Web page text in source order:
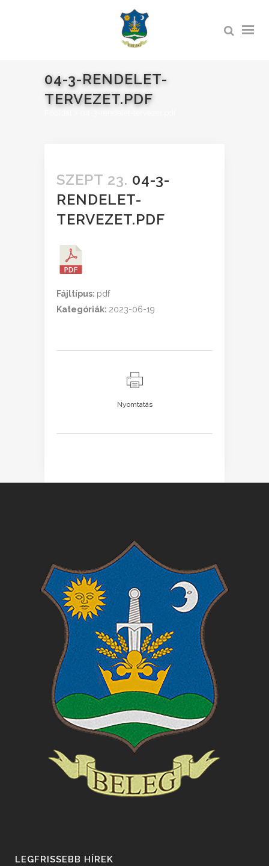
04-3-RENDELET-
TERVEZET.PDF
SZEPT 23. 04-3-
RENDELET-
TERVEZET.PDF
Fájltípus: pdf
Kategóriák: 2023-06-19
Nyomtatás
LEGFRISSEBB HÍREK